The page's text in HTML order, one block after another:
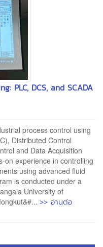
PLC, DCS, and SCADA
process control using
Distributed Control
and Data Acquisition
on experience in controlling
using advanced fluid
is conducted under a
University of
>> อ่านต่อ